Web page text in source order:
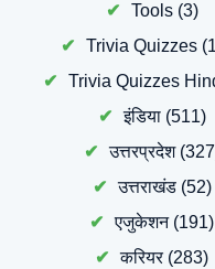
Tools(3)
Trivia Quizzes
Trivia Quizzes
इंडिया(511)
उत्तरप्रदेश
उत्तराखंड(52)
एजुकेशन(191)
करियर(283)